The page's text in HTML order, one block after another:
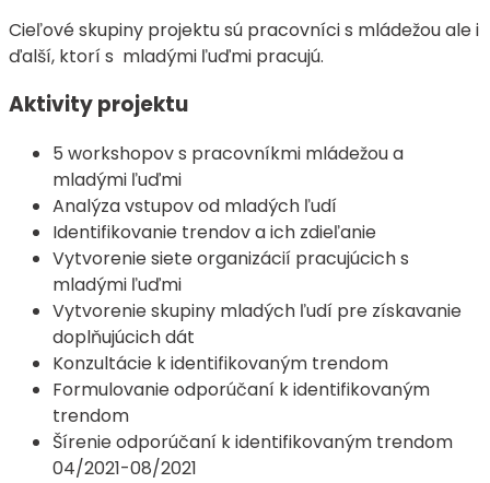
Cieľové skupiny projektu sú pracovníci s mládežou ale i
ďalší, ktorí s mladými ľuďmi pracujú.
Aktivity projektu
5 workshopov s pracovníkmi mládežou a
mladými ľuďmi
Analýza vstupov od mladých ľudí
Identifikovanie trendov a ich zdieľanie
Vytvorenie siete organizácií pracujúcich s
mladými ľuďmi
Vytvorenie skupiny mladých ľudí pre získavanie
doplňujúcich dát
Konzultácie k identifikovaným trendom
Formulovanie odporúčaní k identifikovaným
trendom
Šírenie odporúčaní k identifikovaným trendom
04/2021-08/2021